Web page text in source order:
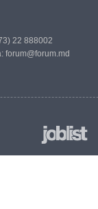
22 888002
forum@forum.md